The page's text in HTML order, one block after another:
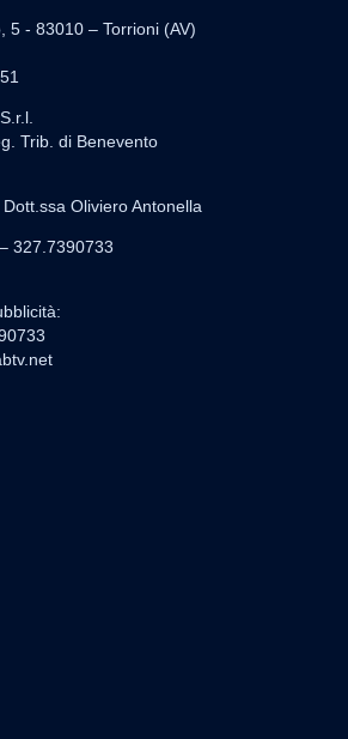
5 - 83010 – Torrioni (AV)
Trib. di Benevento
Oliviero Antonella
327.7390733